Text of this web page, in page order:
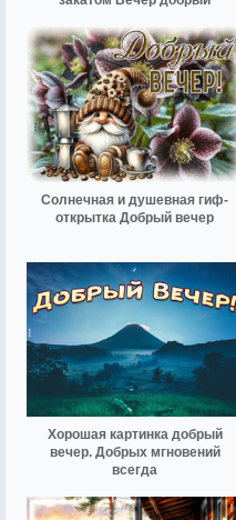
Солнечная и душевная гиф-
открытка Добрый вечер
Хорошая картинка добрый
вечер. Добрых мгновений
всегда